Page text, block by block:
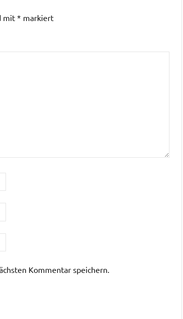
mit * markiert
Kommentar speichern.